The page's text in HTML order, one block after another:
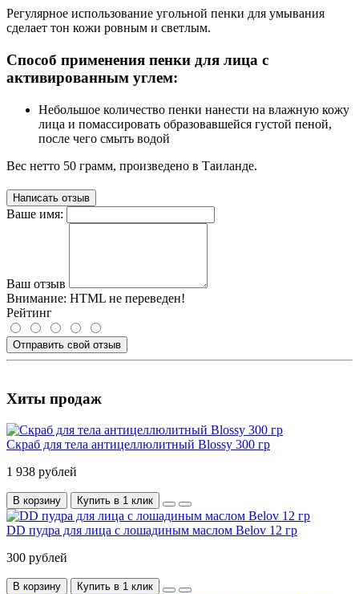
Регулярное использование угольной пенки для умывания
сделает тон кожи ровным и светлым.
Способ применения пенки для лица с
активированным углем:
Небольшое количество пенки нанести на влажную кожу
лица и помассировать образовавшейся густой пеной,
после чего смыть водой
Вес нетто 50 грамм, произведено в Таиланде.
Написать отзыв
Ваше имя:
Ваш отзыв
Внимание: HTML не переведен!
Рейтинг
Отправить свой отзыв
Хиты продаж
Скраб для тела антицеллюлитный Blossy 300 гр
1 938 рублей
В корзину Купить в 1 клик
DD пудра для лица c лошадиным маслом Belov 12 гр
300 рублей
В корзину Купить в 1 клик